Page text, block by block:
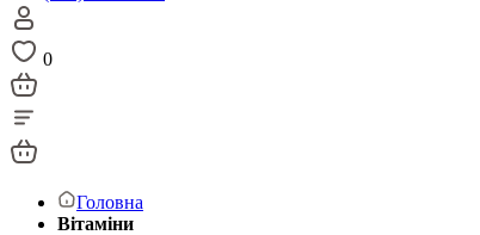
0
Головна
Вітаміни